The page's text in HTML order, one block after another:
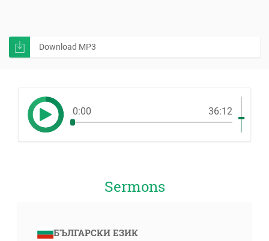
Download MP3
0:00 36:12
Sermons
БЪЛГАРСКИ ЕЗИК